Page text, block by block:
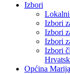
Izbori
Izbori
Izbori
Izbori
Izbori
Općina